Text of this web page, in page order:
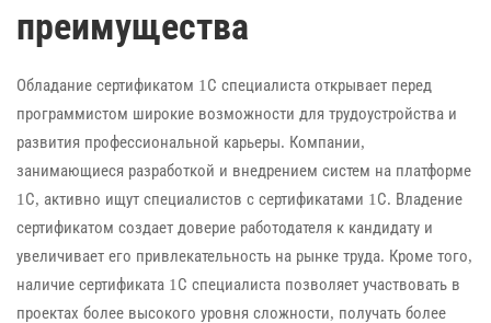
преимущества
Обладание сертификатом 1С специалиста открывает перед
программистом широкие возможности для трудоустройства и
развития профессиональной карьеры. Компании,
занимающиеся разработкой и внедрением систем на платформе
1С, активно ищут специалистов с сертификатами 1С. Владение
сертификатом создает доверие работодателя к кандидату и
увеличивает его привлекательность на рынке труда. Кроме того,
наличие сертификата 1С специалиста позволяет участвовать в
проектах более высокого уровня сложности, получать более